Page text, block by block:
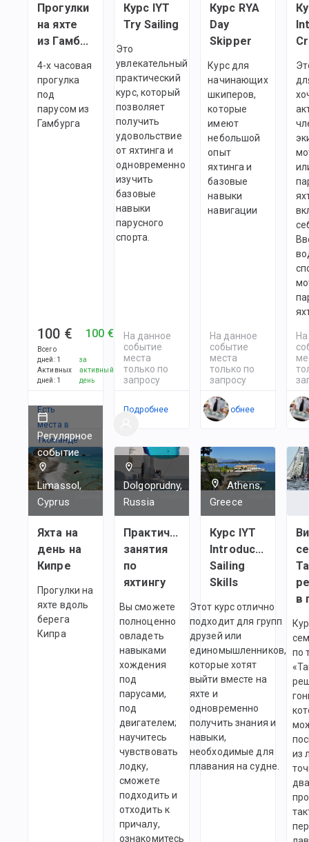
Прогулки
на яхте
из Гамбурга
4-х часовая
прогулка
под
парусом из
Гамбурга
100 €
Всего
дней: 1
Активных
дней: 1
100 €
за
активный
день
Есть
места в
1командe
Курс IYT
Try Sailing
Это
увлекательный
практический
курс, который
позволяет
получить
удовольствие
от яхтинга и
одновременно
изучить
базовые
навыки
парусного
спорта.
На данное
событие
места
только по
запросу
Подробнее
Курс RYA
Day
Skipper
Курс для
начинающих
шкиперов,
которые
имеют
небольшой
опыт
яхтинга и
базовые
навыки
навигации
На данное
событие
места
только по
запросу
Подробнее
Регулярное
событие
Limassol,
Cyprus
Яхта на
день на
Кипре
Прогулки на
яхте вдоль
берега
Кипра
Dolgoprudny,
Russia
Практические
занятия
по
яхтингу
Вы сможете
полноценно
овладеть
навыками
хождения
под
парусами,
под
двигателем;
научитесь
чувствовать
лодку,
сможете
подходить и
отходить к
причалу,
ознакомитесь
Athens,
Greece
Курс IYT
Introductory
Sailing
Skills
Этот курс отлично
подходит для групп
друзей или
единомышленников,
которые хотят
выйти вместе на
яхте и
одновременно
получить знания и
навыки,
необходимые для
плавания на судне.
в
по
из